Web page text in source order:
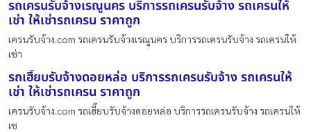
รถเครนรับจ้างเรณูนคร บริการรถเครนรับจ้าง รถเครนให้
เช่า ให้เช่ารถเครน ราคาถูก
เครนรับจ้าง.com รถเครนรับจ้างเรณูนคร บริการรถเครนรับจ้าง รถเครนให้
เช่า
รถเฮี๊ยบรับจ้างดอยหล่อ บริการรถเครนรับจ้าง รถเครนให้
เช่า ให้เช่ารถเครน ราคาถูก
เครนรับจ้าง.com รถเฮี๊ยบรับจ้างดอยหล่อ บริการรถเครนรับจ้าง รถเครนให้
เช